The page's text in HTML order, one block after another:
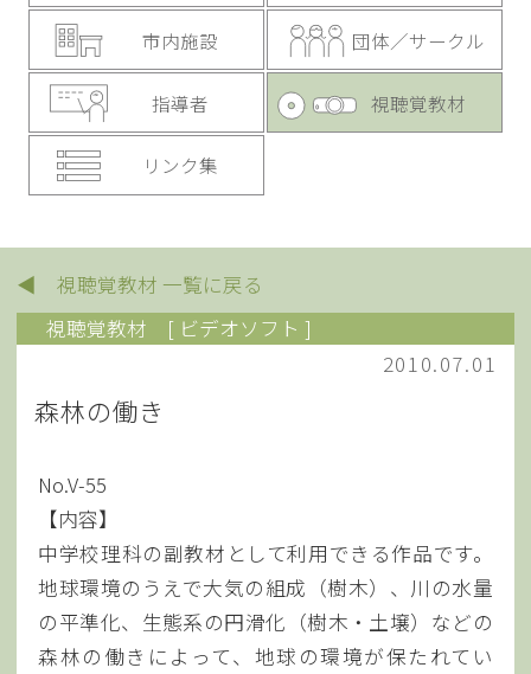
市内施設 団体／サークル
指導者 視聴覚教材
リンク集
◀ 視聴覚教材 一覧に戻る
視聴覚教材
[ ビデオソフト ]
2010.07.01
森林の働き
No.V-55
【内容】
中学校理科の副教材として利用できる作品です。
地球環境のうえで大気の組成（樹木）、川の水量
の平準化、生態系の円滑化（樹木・土壌）などの
森林の働きによって、地球の環境が保たれてい